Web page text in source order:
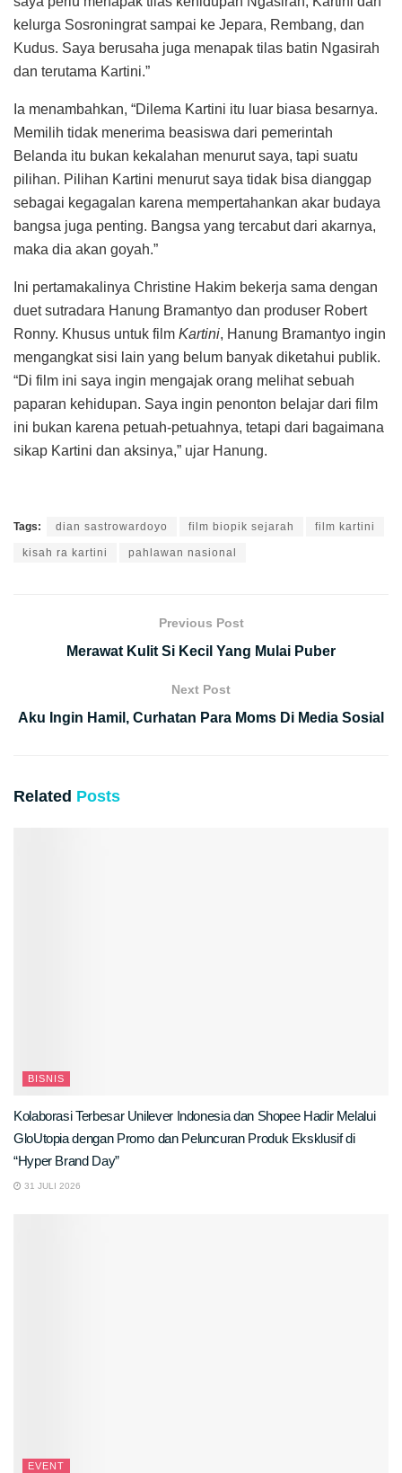
kelurga Sosroningrat sampai ke Jepara, Rembang, dan
Kudus. Saya berusaha juga menapak tilas batin Ngasirah
dan terutama Kartini.”
Ia menambahkan, “Dilema Kartini itu luar biasa besarnya.
Memilih tidak menerima beasiswa dari pemerintah
Belanda itu bukan kekalahan menurut saya, tapi suatu
pilihan. Pilihan Kartini menurut saya tidak bisa dianggap
sebagai kegagalan karena mempertahankan akar budaya
bangsa juga penting. Bangsa yang tercabut dari akarnya,
maka dia akan goyah.”
Ini pertamakalinya Christine Hakim bekerja sama dengan
duet sutradara Hanung Bramantyo dan produser Robert
Ronny. Khusus untuk film Kartini, Hanung Bramantyo ingin
mengangkat sisi lain yang belum banyak diketahui publik.
“Di film ini saya ingin mengajak orang melihat sebuah
paparan kehidupan. Saya ingin penonton belajar dari film
ini bukan karena petuah-petuahnya, tetapi dari bagaimana
sikap Kartini dan aksinya,” ujar Hanung.
Tags: dian sastrowardoyo film biopik sejarah film kartini
kisah ra kartini pahlawan nasional
Previous Post
Merawat Kulit Si Kecil Yang Mulai Puber
Next Post
Aku Ingin Hamil, Curhatan Para Moms Di Media Sosial
Related Posts
BISNIS
Kolaborasi Terbesar Unilever Indonesia dan Shopee Hadir Melalui
GloUtopia dengan Promo dan Peluncuran Produk Eksklusif di
“Hyper Brand Day”
31 JULI 2026
EVENT